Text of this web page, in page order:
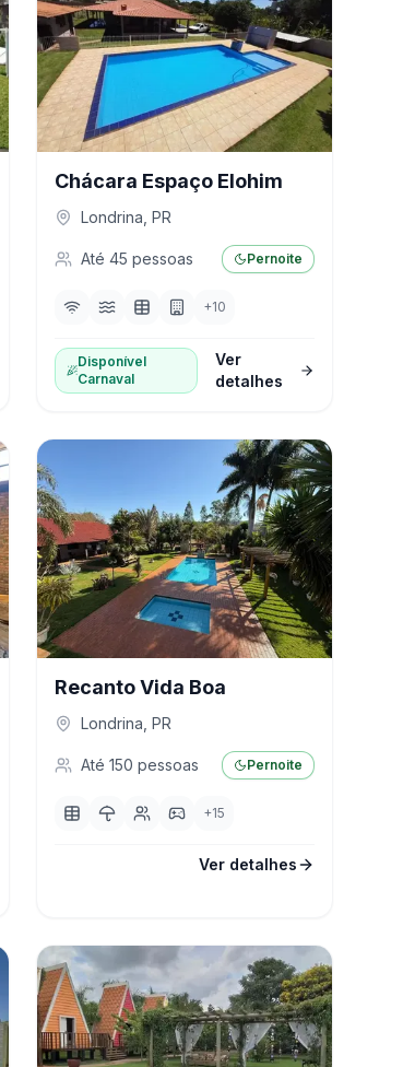
Chácara Espaço Elohim
Londrina PR
Até 45 pessoas Pernoite
+10
Disponível
Carnaval
Ver
detalhes
Recanto Vida Boa
Londrina PR
Até 150 pessoas Pernoite
+15
Ver detalhes